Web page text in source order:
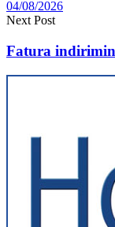
04/08/2026
Next Post
Fatura